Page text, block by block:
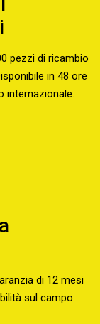
pezzi di ricambio
in 48 ore
internazionale.
di 12 mesi
sul campo.